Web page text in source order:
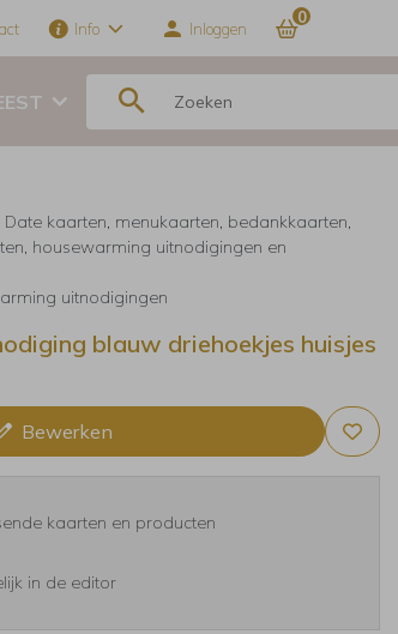
Info Inloggen
0
kaarten, menukaarten, bedankkaarten,
housewarming uitnodigingen en
uitnodigingen
blauw driehoekjes huisjes
Bewerken
kaarten en producten
in de editor